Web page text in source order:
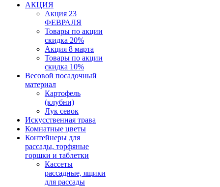
АКЦИЯ
Акция 23
ФЕВРАЛЯ
Товары по акции
скидка 20%
Акция 8 марта
Товары по акции
скидка 10%
Весовой посадочный
материал
Картофель
(клубни)
Лук севок
Искусственная трава
Комнатные цветы
Контейнеры для
рассады, торфяные
горшки и таблетки
Кассеты
рассадные, ящики
для рассады